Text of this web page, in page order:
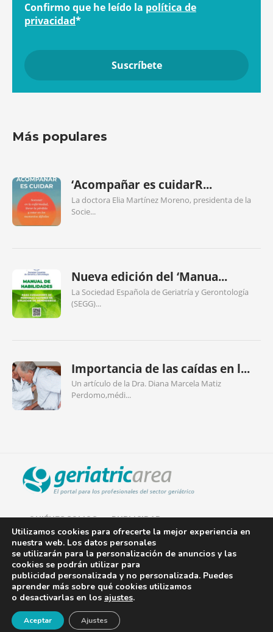
Confirmo que he leído la política de
privacidad*
Más populares
‘Acompañar es cuidarR...
La doctora Elia Martínez Moreno, presidenta de la
Socie...
Nueva edición del ‘Manua...
La Sociedad Española de Geriatría y Gerontología
(SEGG)...
Importancia de las caídas en l...
Un artículo de la Dra. Diana Marcela Matiz
Perdomo,médi...
QUIÉNES SOMOS PUBLICIDAD
AVISO LEGAL
POLÍTICA DE COOKIES
POLÍTICA DE PRIVACIDAD
CONTACTO¡Newsletter!
Utilizamos cookies para ofrecerte la mejor experiencia en
nuestra web. Los datos personales
se utilizarán para la personalización de anuncios y las
cookies se podrán utilizar para
publicidad personalizada y no personalizada. Puedes
aprender más sobre qué cookies utilizamos
o desactivarlas en los ajustes.
Aceptar Ajustes